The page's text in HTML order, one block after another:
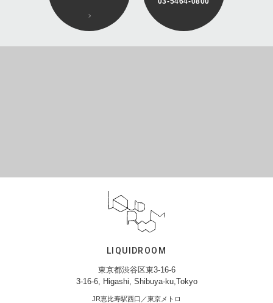
LIQUIDROOM
東京都渋谷区東3-16-6
3-16-6, Higashi, Shibuya-ku,Tokyo
JR恵比寿駅西口／東京メトロ